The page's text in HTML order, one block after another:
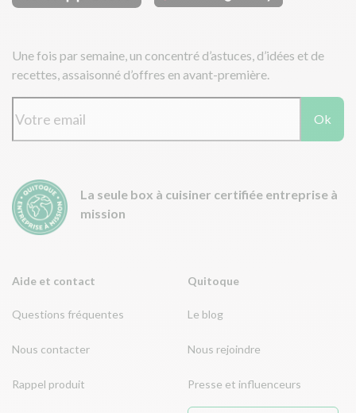
Aide et contact
Questions fréquentes
Nous contacter
Rappel produit
Quitoque
Le blog
Nous rejoindre
Presse et influenceurs
Une fois par semaine, un concentré d’astuces, d’idées et de
recettes, assaisonné d’offres en avant-première.
Ok
La seule box à cuisiner certifiée entreprise à
mission